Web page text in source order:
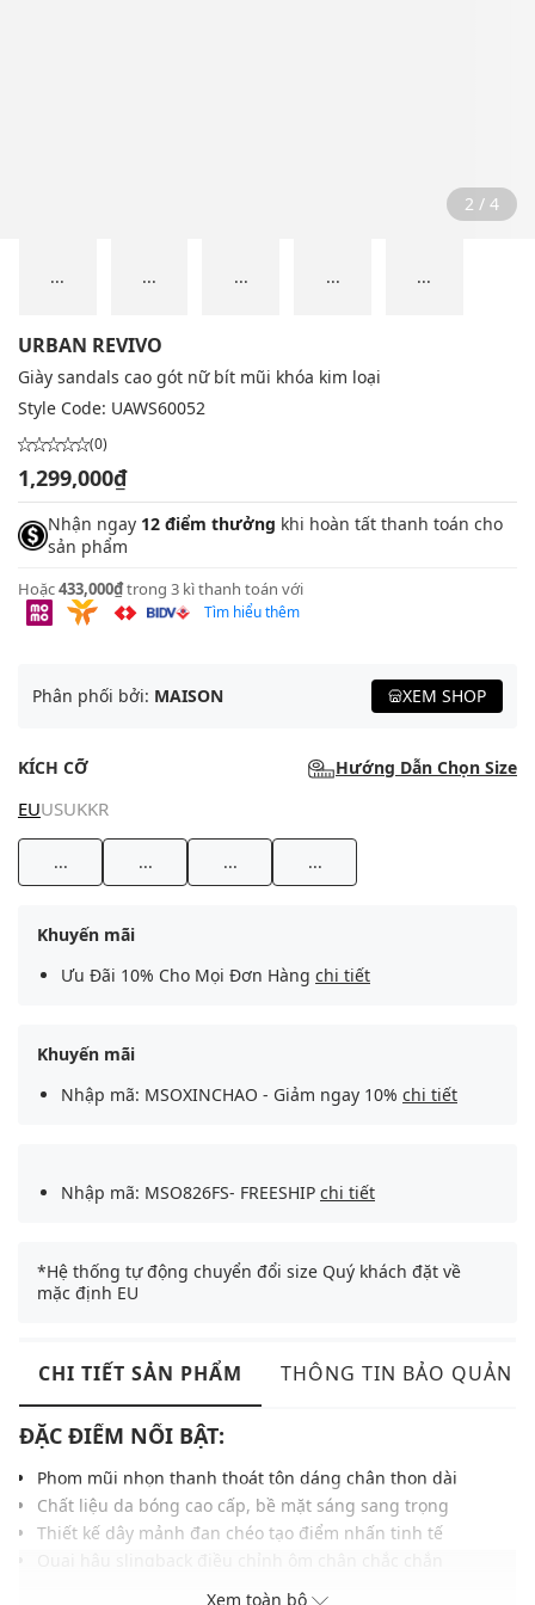
2 / 4
... ... ... ... ...
URBAN REVIVO
Giày sandals cao gót nữ bít mũi khóa kim loại
Style Code: UAWS60052
(0)
1,299,000₫
Nhận ngay 12 điểm thưởng khi hoàn tất thanh toán cho
sản phẩm
Hoặc433,000₫trong 3 kì thanh toán với
Tìm hiểu thêm
Phân phối bởi: MAISON XEM SHOP
KÍCH CỠ Hướng Dẫn Chọn Size
EUUSUKKR
... ... ... ...
Khuyến mãi
Ưu Đãi 10% Cho Mọi Đơn Hàng chi tiết
Khuyến mãi
Nhập mã: MSOXINCHAO - Giảm ngay 10% chi tiết
Nhập mã: MSO826FS- FREESHIP chi tiết
*Hệ thống tự động chuyển đổi size Quý khách đặt về
mặc định EU
CHI TIẾT SẢN PHẨM THÔNG TIN BẢO QUẢN
ĐẶC ĐIỂM NỔI BẬT:
Phom mũi nhọn thanh thoát tôn dáng chân thon dài
Chất liệu da bóng cao cấp, bề mặt sáng sang trọng
Thiết kế dây mảnh đan chéo tạo điểm nhấn tinh tế
Gót cao vừa phải giúp giữ thăng bằng khi di chuyển
Xem toàn bộ